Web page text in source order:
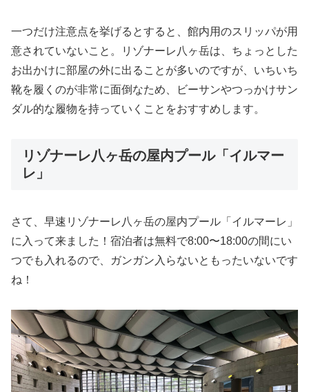
一つだけ注意点を挙げるとすると、館内用のスリッパが用
意されていないこと。リゾナーレ八ヶ岳は、ちょっとした
お出かけに部屋の外に出ることが多いのですが、いちいち
靴を履くのが非常に面倒なため、ビーサンやつっかけサン
ダル的な履物を持っていくことをおすすめします。
リゾナーレ八ヶ岳の屋内プール「イルマー
レ」
さて、早速リゾナーレ八ヶ岳の屋内プール「イルマーレ」
に入って来ました！宿泊者は無料で8:00〜18:00の間にい
つでも入れるので、ガンガン入らないともったいないです
ね！